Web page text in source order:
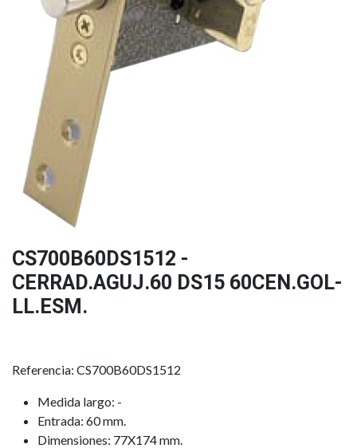
CS700B60DS1512 -
CERRAD.AGUJ.60 DS15 60CEN.GOL-
LL.ESM.
Referencia: CS700B60DS1512
Medida largo: -
Entrada: 60 mm.
Dimensiones: 77X174 mm.